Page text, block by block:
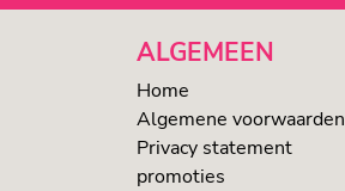
ALGEMEEN
Home
Algemene voorwaarden
Privacy statement
promoties